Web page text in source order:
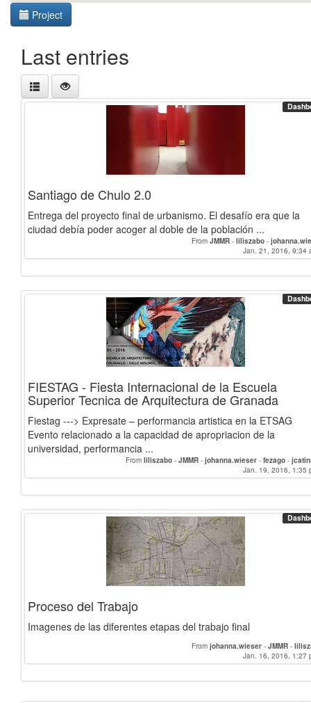
Project
Last entries
Santiago de Chulo 2.0
Entrega del proyecto final de urbanismo. El desafío era que la
ciudad debía poder acoger al doble de la población ...
From JMMR - liliszabo -
Jan. 21, 2016, 9:34
FIESTAG - Fiesta Internacional de la Escuela
Superior Tecnica de Arquitectura de Granada
Fiestag ---> Expresate – performancia artistica en la ETSAG
Evento relacionado a la capacidad de apropriacion de la
universidad, performancia ...
From liliszabo - JMMR - johanna.wieser - fezago -
Jan. 19, 2016, 1:35
Proceso del Trabajo
Imagenes de las diferentes etapas del trabajo final
From johanna.wieser - JMMR -
Jan. 16, 2016, 1:27